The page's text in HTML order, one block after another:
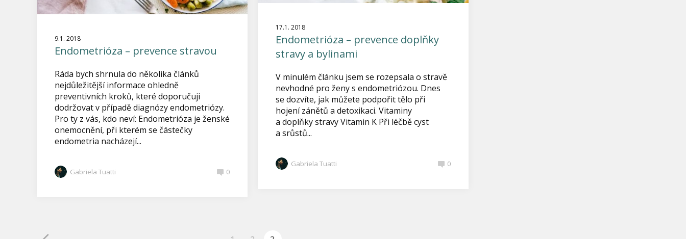
17.1. 2018
Endometrióza – prevence doplňky
stravy a bylinami
V minulém článku jsem se rozepsala o stravě
nevhodné pro ženy s endometriózou. Dnes
se dozvíte, jak můžete podpořit tělo při
hojení zánětů a detoxikaci. Vitaminy
a doplňky stravy Vitamin K Při léčbě cyst
a srůstů...
Gabriela Tuatti 0
9.1. 2018
Endometrióza – prevence stravou
Ráda bych shrnula do několika článků
nejdůležitější informace ohledně
preventivních kroků, které doporučuji
dodržovat v případě diagnózy endometriózy.
Pro ty z vás, kdo neví: Endometrióza je ženské
onemocnění, při kterém se částečky
endometria nacházejí...
Gabriela Tuatti 0